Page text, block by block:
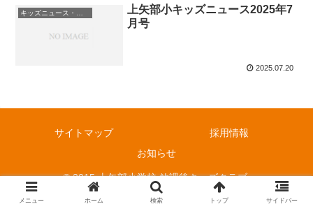
キッズニュース・お知らせ
上矢部小キッズニュース2025年7
月号
2025.07.20
サイトマップ
採用情報
お知らせ
© 2015 上矢部小学校 放課後キッズクラブ.
メニュー ホーム 検索 トップ サイドバー